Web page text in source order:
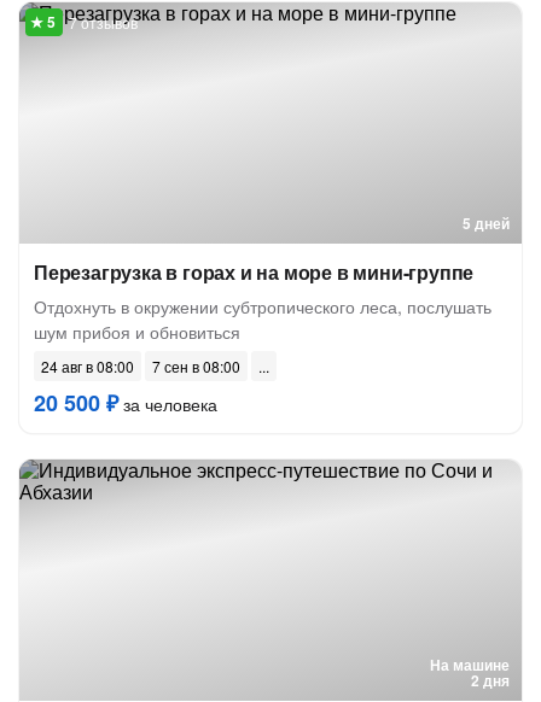
5 дней
7 отзывов
Перезагрузка в горах и на море в мини-группе
Отдохнуть в окружении субтропического леса, послушать
шум прибоя и обновиться
24 авг в 08:00 7 сен в 08:00
20 500 ₽за человека
На машине
2 дня